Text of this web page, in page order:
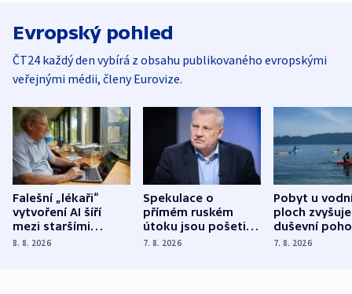
Evropský pohled
ČT24 každý den vybírá z obsahu publikovaného evropskými
veřejnými médii, členy Eurovize.
Falešní „lékaři“
vytvoření AI šíří
mezi staršími
Poláky nebezpečné
8. 8. 2026
Spekulace o
přímém ruském
útoku jsou pošetilé,
míní estonský
7. 8. 2026
Pobyt u
ploch zvyšuje
duševní
ukázala
7. 8. 2026